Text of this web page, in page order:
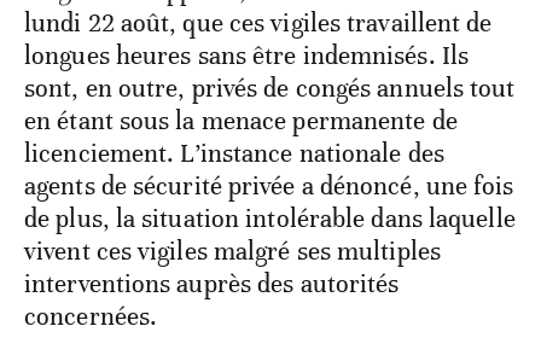
lundi 22 août, que ces vigiles travaillent de
longues heures sans être indemnisés. Ils
sont, en outre, privés de congés annuels tout
en étant sous la menace permanente de
licenciement. L’instance nationale des
agents de sécurité privée a dénoncé, une fois
de plus, la situation intolérable dans laquelle
vivent ces vigiles malgré ses multiples
interventions auprès des autorités
concernées.